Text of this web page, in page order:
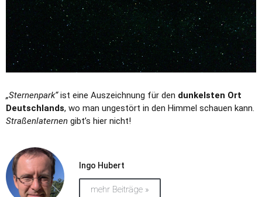
„Sternenpark“ist eine Auszeichnung für den dunkelsten Ort
Deutschlands, wo man ungestört in den Himmel schauen kann.
Straßenlaternen gibt’s hier nicht!
Ingo Hubert
mehr Beiträge »